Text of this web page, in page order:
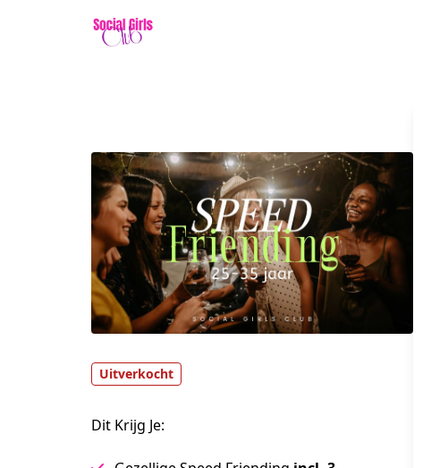
Uitverkocht
Dit Krijg Je: